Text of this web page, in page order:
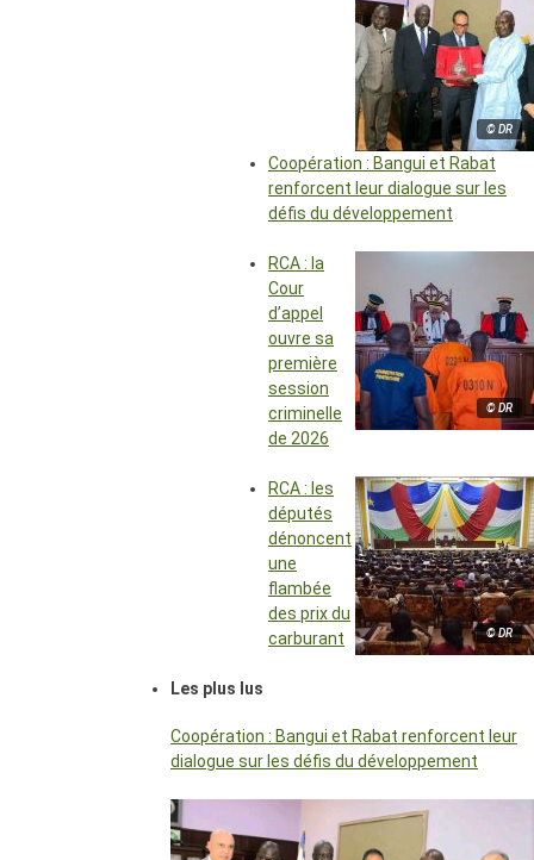
© DR
Coopération : Bangui et Rabat
renforcent leur dialogue sur les
défis du développement
© DR
RCA : la
Cour
d’appel
ouvre sa
première
session
criminelle
de 2026
© DR
RCA : les
députés
dénoncent
une
flambée
des prix du
carburant
Les plus lus
Coopération : Bangui et Rabat renforcent leur
dialogue sur les défis du développement